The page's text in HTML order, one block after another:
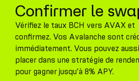
Confirmer le
Vérifiez le taux BCH vers AVAX et
confirmez. Vos Avalanche sont
immédiatement. Vous pouvez
placer dans une stratégie de
pour gagner jusqu’à 8% APY.